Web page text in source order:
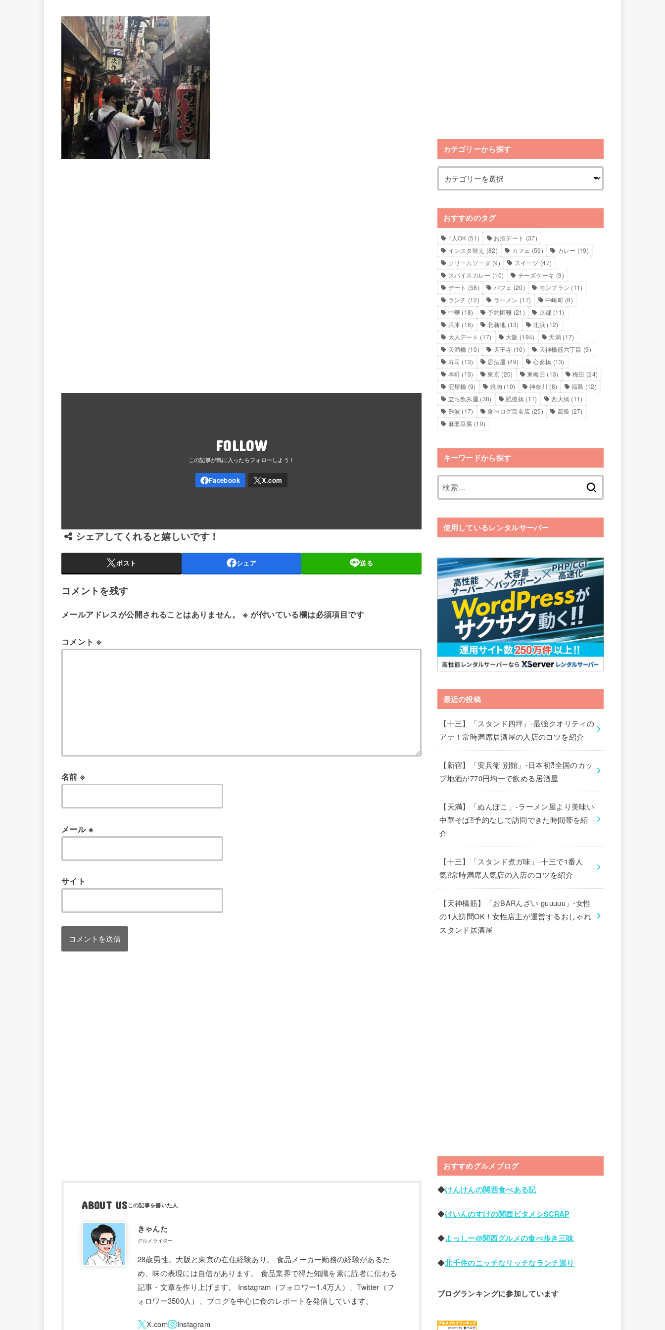
FOLLOW
シェアしてくれると嬉しいです！
ポスト シェア 送る
コメントを残す
メールアドレスが公開されることはありません。 ※が付いている欄は必須項目です
コメント※
名前※
メール ※
サイト
ABOUT US
きゃんた
グルメライター
28歳男性。大阪と東京の在住経験あり。 食品メーカー勤務の経験があるた
め、味の表現には自信があります。 食品業界で得た知識を素に読者に伝わる
記事・文章を作り上げます。 Instagram（フォロワー1.4万人）、Twitter（フ
ォロワー3500人）、ブログを中心に食のレポートを発信しています。
カテゴリーから探す
おすすめのタグ
1人OK (51) お酒デート (37)
インスタ映え (82) カフェ (59) カレー (19)
クリームソーダ (9) スイーツ (47)
スパイスカレー (10) チーズケーキ (9)
デート (58) パフェ (20) モンブラン (11)
ランチ (12) ラーメン (17) 中崎町(8)
中華 (18) 予約困難 (21) 京都 (11)
兵庫 (16) 北新地 (13) 北浜 (12)
大人デート (17) 大阪 (194) 天満(17)
天満橋 (10) 天王寺 (10) 天神橋筋六丁目 (9)
寿司 (13) 居酒屋 (49) 心斎橋 (13)
本町 (13) 東京(20) 東梅田 (13) 梅田 (24)
淀屋橋 (9) 焼肉 (10) 神奈川 (8) 福島 (12)
立ち飲み屋 (38) 肥後橋 (11) 西大橋 (11)
難波 (17) 食べログ百名店 (25) 高級 (27)
麻婆豆腐 (10)
キーワードから探す
使用しているレンタルサーバー
最近の投稿
【十三】「スタンド四坪」-最強クオリティの
アテ！常時満席居酒屋の入店のコツを紹介
【新宿】「安兵衛 別館」-日本初⁈全国のカッ
プ地酒が770円均一で飲める居酒屋
【天満】「ぬんぽこ」-ラーメン屋より美味い
中華そば⁈予約なしで訪問できた時間帯を紹
介
【十三】「スタンド煮ガ味」-十三で1番人
気⁈常時満席人気店の入店のコツを紹介
【天神橋筋】「おBARんざい guuuuu」-女性
の1人訪問OK！女性店主が運営するおしゃれ
スタンド居酒屋
おすすめグルメブログ
◆けんけんの関西食べある記
◆けいんのすけの関西ビタメシSCRAP
◆よっしー@関西グルメの食べ歩き三味
◆北千住のニッチなリッチなランチ巡り
ブログランキングに参加しています